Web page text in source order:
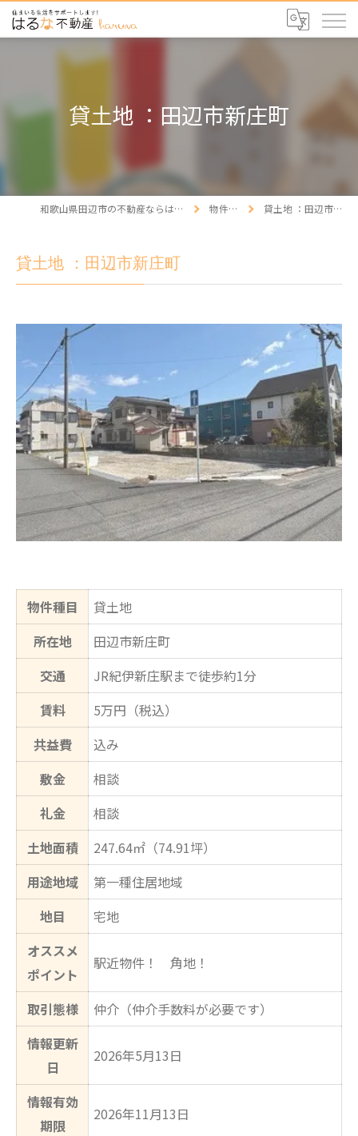
貸土地 ：田辺市新庄町
和歌山県田辺市の不動産ならはるな不動産 物件情報 貸土地 ：田辺市新庄町
貸土地 ：田辺市新庄町
物件種目
貸土地
所在地
田辺市新庄町
交通
JR紀伊新庄駅まで徒歩約1分
賃料
5万円（税込）
共益費
込み
敷金
相談
礼金
相談
土地面積
247.64㎡（74.91坪）
用途地域
第一種住居地域
地目
宅地
オススメ
ポイント
駅近物件！ 角地！
取引態様
仲介（仲介手数料が必要です）
情報更新
日
2026年5月13日
情報有効
期限
2026年11月13日